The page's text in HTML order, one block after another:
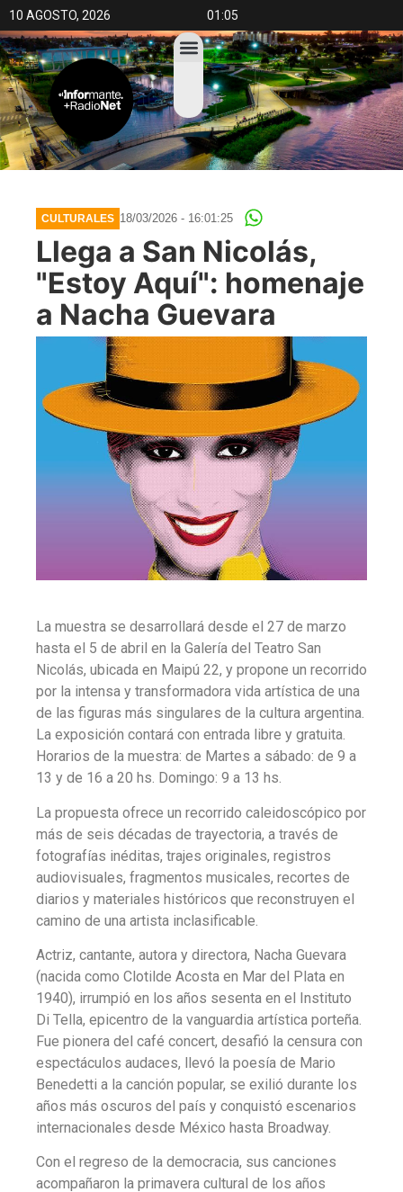
10 AGOSTO, 2026 01:05
CULTURALES 18/03/2026 - 16:01:25
Llega a San Nicolás,
"Estoy Aquí": homenaje
a Nacha Guevara
La muestra se desarrollará desde el 27 de marzo
hasta el 5 de abril en la Galería del Teatro San
Nicolás, ubicada en Maipú 22, y propone un recorrido
por la intensa y transformadora vida artística de una
de las figuras más singulares de la cultura argentina.
La exposición contará con entrada libre y gratuita.
Horarios de la muestra: de Martes a sábado: de 9 a
13 y de 16 a 20 hs. Domingo: 9 a 13 hs.
La propuesta ofrece un recorrido caleidoscópico por
más de seis décadas de trayectoria, a través de
fotografías inéditas, trajes originales, registros
audiovisuales, fragmentos musicales, recortes de
diarios y materiales históricos que reconstruyen el
camino de una artista inclasificable.
Actriz, cantante, autora y directora, Nacha Guevara
(nacida como Clotilde Acosta en Mar del Plata en
1940), irrumpió en los años sesenta en el Instituto
Di Tella, epicentro de la vanguardia artística porteña.
Fue pionera del café concert, desafió la censura con
espectáculos audaces, llevó la poesía de Mario
Benedetti a la canción popular, se exilió durante los
años más oscuros del país y conquistó escenarios
internacionales desde México hasta Broadway.
Con el regreso de la democracia, sus canciones
acompañaron la primavera cultural de los años